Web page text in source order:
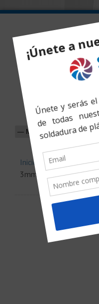
Inicio » Productos»
3mm Ajustable